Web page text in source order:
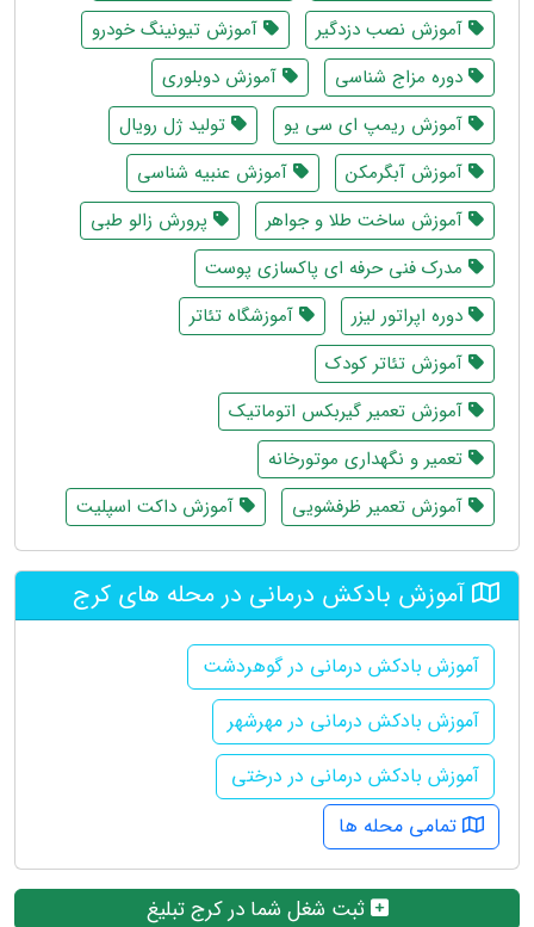
آموزش نصب دزدگیر
آموزش تیونینگ خودرو
دوره مزاج شناسی
آموزش دوبلوری
آموزش ریمپ ای سی یو
تولید ژل رویال
آموزش آبگرمکن
آموزش عنبیه شناسی
آموزش ساخت طلا و جواهر
پرورش زالو طبی
مدرک فنی حرفه ای پاکسازی پوست
دوره اپراتور لیزر
آموزشگاه تئاتر
آموزش تئاتر کودک
آموزش تعمیر گیربکس اتوماتیک
تعمیر و نگهداری موتورخانه
آموزش تعمیر ظرفشویی
آموزش داکت اسپلیت
آموزش بادکش درمانی در محله های کرج
آموزش بادکش درمانی در گوهردشت
آموزش بادکش درمانی در مهرشهر
آموزش بادکش درمانی در درختی
تمامی محله ها
ثبت شغل شما در کرج تبلیغ